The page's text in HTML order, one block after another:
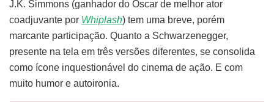
J.K. Simmons (ganhador do Oscar de melhor ator
coadjuvante por Whiplash) tem uma breve, porém
marcante participação. Quanto a Schwarzenegger,
presente na tela em três versões diferentes, se consolida
como ícone inquestionável do cinema de ação. E com
muito humor e autoironia.